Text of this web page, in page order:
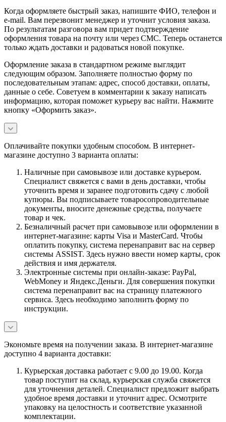
Когда оформляете быстрый заказ, напишите ФИО, телефон и
e-mail. Вам перезвонит менеджер и уточнит условия заказа.
По результатам разговора вам придет подтверждение
оформления товара на почту или через СМС. Теперь останется
только ждать доставки и радоваться новой покупке.
Оформление заказа в стандартном режиме выглядит
следующим образом. Заполняете полностью форму по
последовательным этапам: адрес, способ доставки, оплаты,
данные о себе. Советуем в комментарии к заказу написать
информацию, которая поможет курьеру вас найти. Нажмите
кнопку «Оформить заказ».
Оплачивайте покупки удобным способом. В интернет-
магазине доступно 3 варианта оплаты:
Наличные при самовывозе или доставке курьером.
Специалист свяжется с вами в день доставки, чтобы
уточнить время и заранее подготовить сдачу с любой
купюры. Вы подписываете товаросопроводительные
документы, вносите денежные средства, получаете
товар и чек.
Безналичный расчет при самовывозе или оформлении в
интернет-магазине: карты Visa и MasterCard. Чтобы
оплатить покупку, система перенаправит вас на сервер
системы ASSIST. Здесь нужно ввести номер карты, срок
действия и имя держателя.
Электронные системы при онлайн-заказе: PayPal,
WebMoney и Яндекс.Деньги. Для совершения покупки
система перенаправит вас на страницу платежного
сервиса. Здесь необходимо заполнить форму по
инструкции.
Экономьте время на получении заказа. В интернет-магазине
доступно 4 варианта доставки:
Курьерская доставка работает с 9.00 до 19.00. Когда
товар поступит на склад, курьерская служба свяжется
для уточнения деталей. Специалист предложит выбрать
удобное время доставки и уточнит адрес. Осмотрите
упаковку на целостность и соответствие указанной
комплектации.